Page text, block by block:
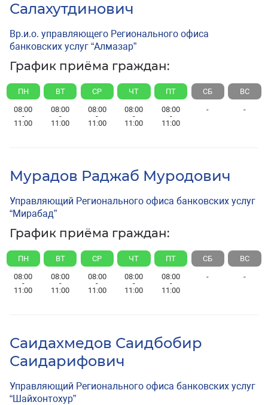
Салахутдинович
Вр.и.о. управляющего Регионального офиса
банковских услуг “Алмазар”
График приёма граждан:
ПН
08:00
-
11:00
ВТ
08:00
-
11:00
СР
08:00
-
11:00
ЧТ
08:00
-
11:00
ПТ
08:00
-
11:00
СБ
-
ВС
-
Мурадов Раджаб Муродович
Управляющий Регионального офиса банковских услуг
“Мирабад”
График приёма граждан:
ПН
08:00
-
11:00
ВТ
08:00
-
11:00
СР
08:00
-
11:00
ЧТ
08:00
-
11:00
ПТ
08:00
-
11:00
СБ
-
ВС
-
Саидахмедов Саидбобир
Саидарифович
Управляющий Регионального офиса банковских услуг
“Шайхонтохур”